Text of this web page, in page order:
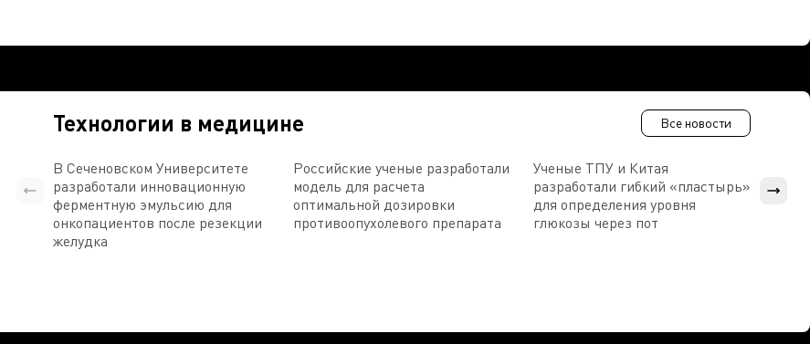
Технологии в медицине Все новости
В Сеченовском Университете
разработали инновационную
ферментную эмульсию для
онкопациентов после резекции
желудка
Российские ученые разработали
модель для расчета
оптимальной дозировки
противоопухолевого препарата
Ученые ТПУ и Китая
разработали гибкий «пластырь»
для определения уровня
глюкозы через пот